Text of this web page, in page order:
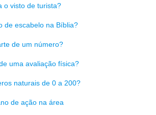
o visto de turista?
de escabelo na Bíblia?
de um número?
uma avaliação física?
naturais de 0 a 200?
de ação na área